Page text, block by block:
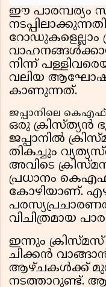
ഈ പാരമ്പര്യം
റോഡുകളെല്ലാം
നിന്ന്
വലിയ
കാണുന്നത്.
ജപ്പാനിലെ
ഒരു ക്രിസ്ത്യൻ
ജപ്പാനിൽ
തികച്ചും
അവിടെ
പ്രധാനം
കോഴിയാണ്.
വിചിത്രമായ
ഇന്നും
ചിക്കൻ
ആഴ്ചകൾക്ക്
നടത്താറുണ്ട്. ആ